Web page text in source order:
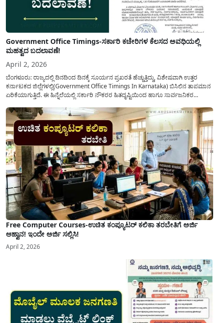
Government Office Timings-ಸರ್ಕಾರಿ ಕಚೇರಿಗಳ ಕೆಲಸದ ಅವಧಿಯಲ್ಲಿ
ಮಹತ್ವದ ಬದಲಾವಣೆ!
April 2, 2026
ಬೆಂಗಳೂರು: ರಾಜ್ಯದಲ್ಲಿ ದಿನದಿಂದ ದಿನಕ್ಕೆ ಸೂರ್ಯನ ಪ್ರಖರತೆ ಹೆಚ್ಚುತ್ತಿದ್ದು, ವಿಶೇಷವಾಗಿ ಉತ್ತರ
ಕರ್ನಾಟಕದ ಜಿಲ್ಲೆಗಳಲ್ಲಿ(Government Office Timings In Karnataka) ಬಿಸಿಲಿನ ತಾಪಮಾನ
ಏರಿಕೆಯಾಗುತ್ತಿದೆ. ಈ ಹಿನ್ನೆಲೆಯಲ್ಲಿ ಸರ್ಕಾರಿ ನೌಕರರ ಹಿತದೃಷ್ಟಿಯಿಂದ ಹಾಗೂ ಸಾರ್ವಜನಿಕರ
ಮತ್ತು ಕಲ್ಯಾಣ ಕರ್ನಾಟಕದ ಒಟ್ಟು 9 ಜಿಲ್ಲೆಗಳಲ್ಲಿ ಏಪ್ರಿಲ್...
Free Computer Courses-ಉಚಿತ ಕಂಪ್ಯೂಟರ್ ಕಲಿಕಾ ತರಬೇತಿಗೆ ಅರ್ಜಿ
ಆಹ್ವಾನ! ಇಂದೇ ಅರ್ಜಿ ಸಲ್ಲಿಸಿ!
April 2, 2026